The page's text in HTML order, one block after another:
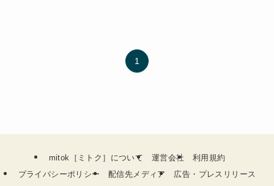
1
mitok［ミトク］について 運営会社
利用規約
プライバシーポリシー
配信先メディア 広告・プレスリリース